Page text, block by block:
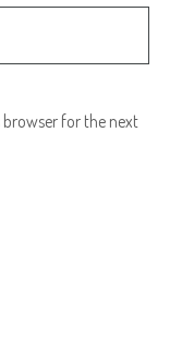
for the next